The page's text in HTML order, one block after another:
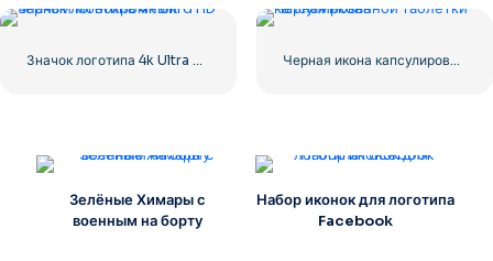
Значок логотипа 4k Ultra HD черный монохромный Черная икона капсулированной таблетки
Зелёные Химары с
военным на борту
Набор иконок для логотипа
Facebook